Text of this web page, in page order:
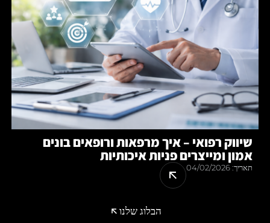
שיווק רפואי – איך מרפאות ורופאים בונים
אמון ומייצרים פניות איכותיות
תאריך: 04/02/2026
הבלוג שלנו